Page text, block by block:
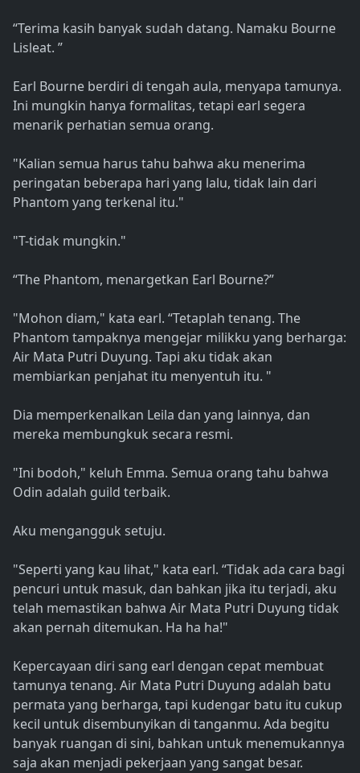
“Terima kasih banyak sudah datang. Namaku Bourne
Lisleat. ”
Earl Bourne berdiri di tengah aula, menyapa tamunya.
Ini mungkin hanya formalitas, tetapi earl segera
menarik perhatian semua orang.
"Kalian semua harus tahu bahwa aku menerima
peringatan beberapa hari yang lalu, tidak lain dari
Phantom yang terkenal itu."
"T-tidak mungkin."
“The Phantom, menargetkan Earl Bourne?”
"Mohon diam," kata earl. “Tetaplah tenang. The
Phantom tampaknya mengejar milikku yang berharga:
Air Mata Putri Duyung. Tapi aku tidak akan
membiarkan penjahat itu menyentuh itu. "
Dia memperkenalkan Leila dan yang lainnya, dan
mereka membungkuk secara resmi.
"Ini bodoh," keluh Emma. Semua orang tahu bahwa
Odin adalah guild terbaik.
Aku mengangguk setuju.
"Seperti yang kau lihat," kata earl. “Tidak ada cara bagi
pencuri untuk masuk, dan bahkan jika itu terjadi, aku
telah memastikan bahwa Air Mata Putri Duyung tidak
akan pernah ditemukan. Ha ha ha!"
Kepercayaan diri sang earl dengan cepat membuat
tamunya tenang. Air Mata Putri Duyung adalah batu
permata yang berharga, tapi kudengar batu itu cukup
kecil untuk disembunyikan di tanganmu. Ada begitu
banyak ruangan di sini, bahkan untuk menemukannya
saja akan menjadi pekerjaan yang sangat besar.